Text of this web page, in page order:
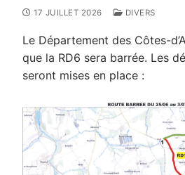
17 JUILLET 2026 DIVERS
Le Département des Côtes-
que la RD6 sera barrée. Les
seront mises en place :